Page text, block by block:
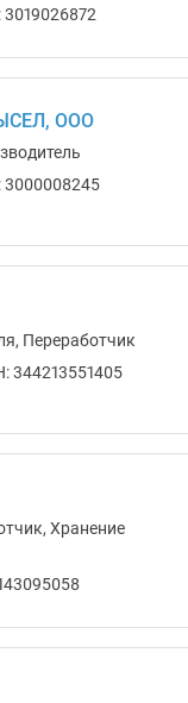
ООО
3000008245
Переработчик
344213551405
Хранение